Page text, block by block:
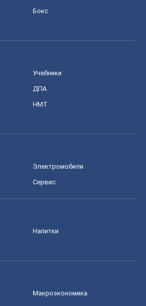
Бокс
Учебники
ДПА
НМТ
Электромобили
Сервис
Напитки
Mакроэкономика